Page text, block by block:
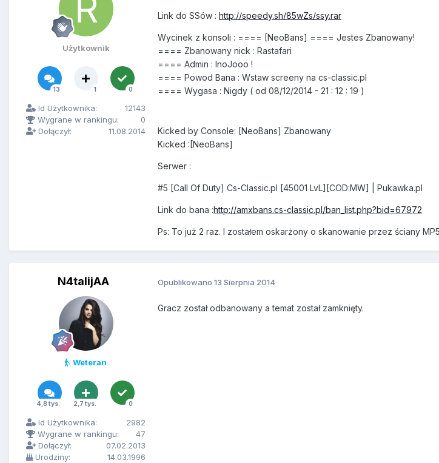
Użytkownik
13 1 0
Id Użytkownika:
12143
Wygrane w rankingu:
0
Dołączył:
11.08.2014
Link do SSów : http://speedy.sh/85wZs/ssy.rar
Wycinek z konsoli : ==== [NeoBans] ==== Jestes Zbanowany!
==== Zbanowany nick : Rastafari
==== Admin : InoJooo !
==== Powod Bana : Wstaw screeny na cs-classic.pl
==== Wygasa : Nigdy ( od 08/12/2014 - 21 : 12 : 19 )
Kicked by Console: [NeoBans] Zbanowany
Kicked :[NeoBans]
Serwer :
#5 [Call Of Duty] Cs-Classic.pl [45001 LvL][COD:MW] | Pukawka.pl
Link do bana :http://amxbans.cs-classic.pl/ban_list.php?bid=67972
Ps: To już 2 raz. I zostałem oskarżony o skanowanie przez ściany
N4talijAA
Weteran
4,8 tys. 2,7 tys. 0
Id Użytkownika:
2982
Wygrane w rankingu:
47
Dołączył:
07.02.2013
Urodziny:
14.03.1996
Opublikowano 13 Sierpnia 2014
Gracz został odbanowany a temat został zamknięty.